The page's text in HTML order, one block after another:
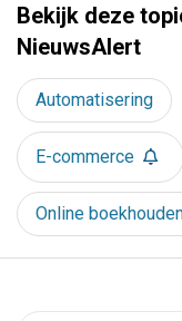
Bekijk deze
NieuwsAlert
Automatisering
E-commerce
Online